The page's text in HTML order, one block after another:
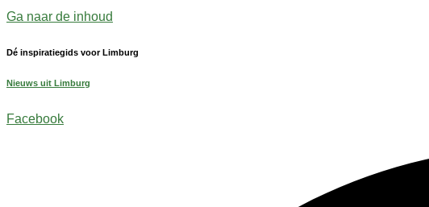
Ga naar de inhoud
Dé inspiratiegids voor Limburg
Nieuws uit Limburg
Facebook